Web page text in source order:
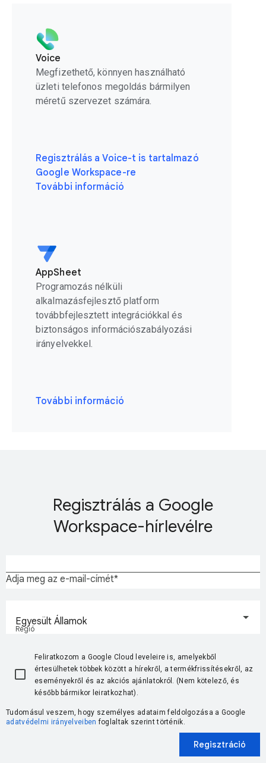
Voice
Megfizethető, könnyen használható
üzleti telefonos megoldás bármilyen
méretű szervezet számára.
Regisztrálás a Voice-t is tartalmazó
Google Workspace-re
További információ
AppSheet
Programozás nélküli
alkalmazásfejlesztő platform
továbbfejlesztett integrációkkal és
biztonságos információszabályozási
irányelvekkel.
További információ
Regisztrálás a Google
Workspace-hírlevélre
Adja meg az e-mail-címét
Régió
Egyesült Államok
Feliratkozom a Google Cloud leveleire is, amelyekből
értesülhetek többek között a hírekről, a termékfrissítésekről, az
eseményekről és az akciós ajánlatokról. (Nem kötelező, és
később bármikor leiratkozhat).
Tudomásul veszem, hogy személyes adataim feldolgozása a Google
adatvédelmi irányelveiben foglaltak szerint történik.
Regisztráció